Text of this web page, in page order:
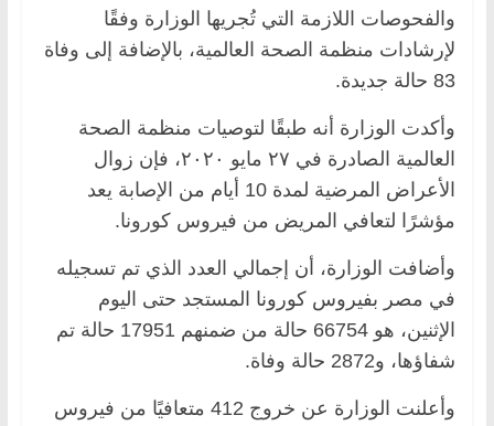
والفحوصات اللازمة التي تُجريها الوزارة وفقًا
لإرشادات منظمة الصحة العالمية، بالإضافة إلى وفاة
83 حالة جديدة.
وأكدت الوزارة أنه طبقًا لتوصيات منظمة الصحة
العالمية الصادرة في ٢٧ مايو ٢٠٢٠، فإن زوال
الأعراض المرضية لمدة 10 أيام من الإصابة يعد
مؤشرًا لتعافي المريض من فيروس كورونا.
وأضافت الوزارة، أن إجمالي العدد الذي تم تسجيله
في مصر بفيروس كورونا المستجد حتى اليوم
الإثنين، هو 66754 حالة من ضمنهم 17951 حالة تم
شفاؤها، و2872 حالة وفاة.
وأعلنت الوزارة عن خروج 412 متعافيًا من فيروس